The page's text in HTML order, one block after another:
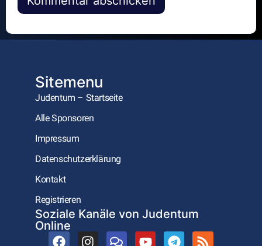
Alternative:
Sitemenu
Judentum – Startseite
Alle Sponsoren
Impressum
Datenschutzerklärung
Kontakt
Registrieren
Soziale Kanäle von Judentum
Online